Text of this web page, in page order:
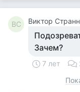
ВС Виктор
Зачем?
7 лет